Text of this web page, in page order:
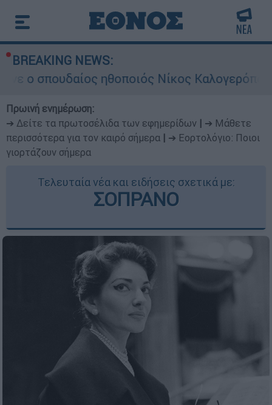
BREAKING NEWS:
ηθοποιός Νίκος Καλογερόπουλος
Πρωινή ενημέρωση:
➔ Δείτε τα πρωτοσέλιδα των εφημερίδων
➔ Μάθετε
περισσότερα για τον καιρό σήμερα
➔ Εορτολόγιο: Ποιοι
γιορτάζουν σήμερα
Τελευταία νέα και ειδήσεις σχετικά με:
ΣΟΠΡΑΝΟ